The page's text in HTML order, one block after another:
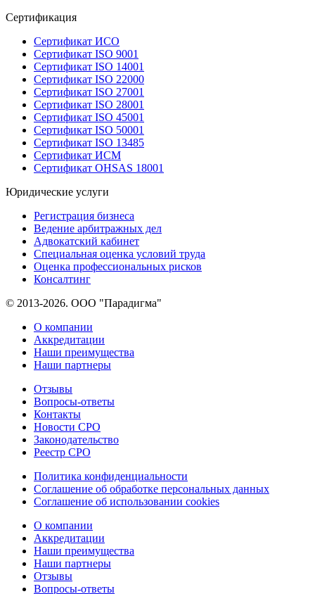
Сертификация
Сертификат ИСО
Сертификат ISO 9001
Сертификат ISO 14001
Сертификат ISO 22000
Сертификат ISO 27001
Сертификат ISO 28001
Сертификат ISO 45001
Сертификат ISO 50001
Сертификат ISO 13485
Сертификат ИСМ
Сертификат OHSAS 18001
Юридические услуги
Регистрация бизнеса
Ведение арбитражных дел
Адвокатский кабинет
Специальная оценка условий труда
Оценка профессиональных рисков
Консалтинг
© 2013-2026. ООО "Парадигма"
О компании
Аккредитации
Наши преимущества
Наши партнеры
Отзывы
Вопросы-ответы
Контакты
Новости СРО
Законодательство
Реестр СРО
Политика конфиденциальности
Соглашение об обработке персональных данных
Соглашение об использовании cookies
О компании
Аккредитации
Наши преимущества
Наши партнеры
Отзывы
Вопросы-ответы